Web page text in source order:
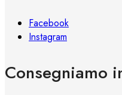
Facebook
Instagram
Consegniamo